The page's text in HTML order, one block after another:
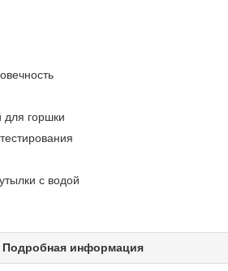
для горшки
с водой
Подробная информация